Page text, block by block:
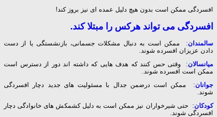
افسردگی ممکن است بدون هیچ دلیل عمده ای نیز بروز کند!
افسردگی می تواند هرکس را مبتلا کند.
سالمندان: ممکن است به دنبال مشکلات جسمانی، بازنشستگی یا از دست
دادن عزیزان افسرده شوند.
میانسالان: وقتی حس کنند که هدف هایی که داشته اند دور از دسترس است
ممکن است افسرده شوند.
جوانان: ممکن است درضمن جدال با مسئولیت های جدید دچار افسردگی
شوند.
کودکان: حتی شیرخواران نیز ممکن است به دلیل کشمکش های خانوادگی دچار
افسردگی شوند.